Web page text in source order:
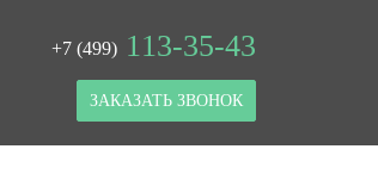
+7 (499) 113-35-43
ЗАКАЗАТЬ ЗВОНОК